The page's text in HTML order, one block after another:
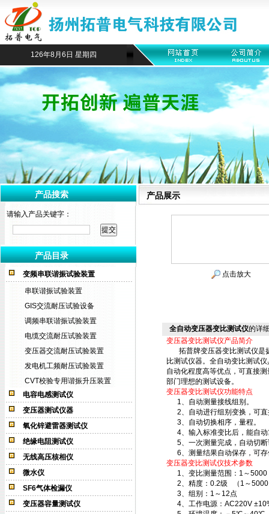
126年8月6日 星期四
产品搜索
请输入产品关键字：
产品目录
变频串联谐振试验装置
串联谐振试验装置
GIS交流耐压试验设备
调频串联谐振试验装置
电缆交流耐压试验装置
变压器交流耐压试验装置
发电机工频耐压试验装置
CVT校验专用谐振升压装置
电容电感测试仪
变压器测试仪器
氧化锌避雷器测试仪
绝缘电阻测试仪
无线高压核相仪
微水仪
SF6气体检漏仪
变压器容量测试仪
产品展示
点击放大
全自动变压器变比测试仪的详
变压器变比测试仪产品简介
拓普牌变压器变比测试仪是
比测试仪器。全自动变比测试
自动化程度高等优点，可直接
部门理想的测试设备。
变压器变比测试仪功能特点
1、自动测量接线组别。
2、自动进行组别变换，可直
3、自动切换相序，量程。
4、输入标准变比后，能自动
5、一次测量完成，自动切断
6、测量结果自动保存，可存
变压器变比测试仪技术参数
1、变比测量范围：1～5000
2、精度：0.2级 （1～
3、组别：1～12点
4、工作电源：AC220V